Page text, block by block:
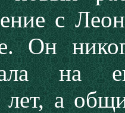
с
Он
лет, а